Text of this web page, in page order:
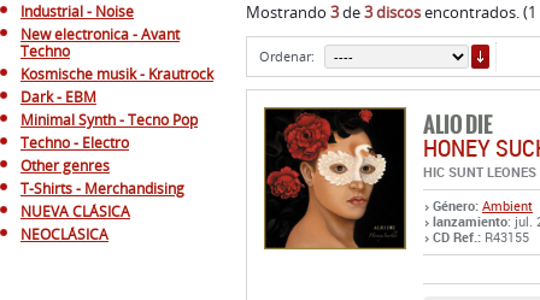
Industrial - Noise
New electronica - Avant
Techno
Kosmische musik - Krautrock
Dark - EBM
Minimal Synth - Tecno Pop
Techno - Electro
Other genres
T-Shirts - Merchandising
NUEVA CLÁSICA
NEOCLÁSICA
Mostrando 3de3 discosencontrados. (1
Ordenar:
ALIO DIE
HONEY
HIC SUNT LEONES
Género: Ambient
lanzamiento: jul.
CD Ref.: R43155